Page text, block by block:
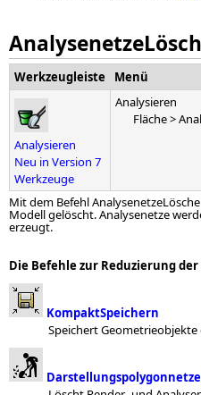
Werkzeugleiste Menü
Analysieren
Neu in Version 7
Werkzeuge
Analysieren
Fläche >
Mit dem Befehl
Modell gelöscht. Analysenetze
erzeugt.
Die Befehle zur Reduzierung
KompaktSpeichern
Speichert